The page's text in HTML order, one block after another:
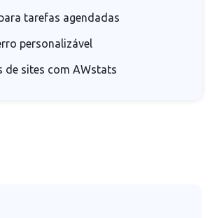
tarefas agendadas
personalizável
de sites com AWstats